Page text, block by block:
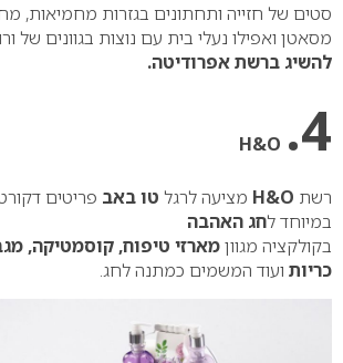
סטים של חזייה ותחתונים בגזרות מחמיאות,
מסאטן ואפילו נעלי בית עם נוצות בגוונים של
להשיג ברשת אפרודיטה.
4.
רשת H&O מציעה לרגל טו באב פריטים
במיוחד לחג האהבה
בקולקציה מגווןמארזי טיפוח, קוסמטיקה,
כריות ועוד המשמים כמתנה לחג.